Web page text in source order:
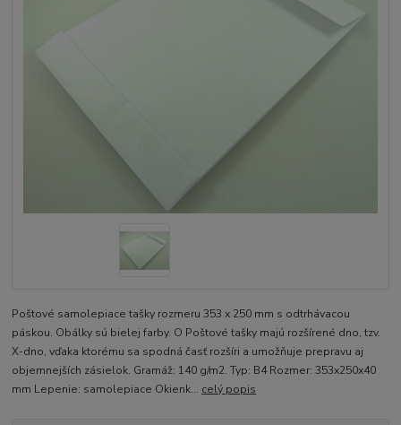
Poštové samolepiace tašky rozmeru 353 x 250 mm s odtrhávacou
páskou. Obálky sú bielej farby. O Poštové tašky majú rozšírené dno, tzv.
X-dno, vďaka ktorému sa spodná časť rozšíri a umožňuje prepravu aj
objemnejších zásielok. Gramáž: 140 g/m2. Typ: B4 Rozmer: 353x250x40
mm Lepenie: samolepiace Okienk... celý popis